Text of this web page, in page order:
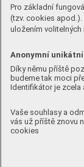
Pro základní
(tzv. cookies
uložením volitelných
Anonymní unikátní
Díky němu příště
budeme tak moci
Identifikátor je zcela
Vaše souhlasy a
vás už příště znovu
cookies
usneslo se
pozemek. Bylo
zašli někteří
rady do
měšťanské školy
že obce jsou
návštěvy dětí z
Všechovicích a
měšťanské
přispěti
donuceni. V